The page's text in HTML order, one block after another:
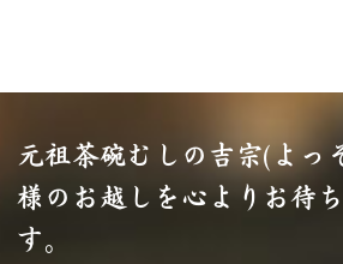
元祖茶碗むしの吉宗(よっ
様のお越しを心よりお待
す。